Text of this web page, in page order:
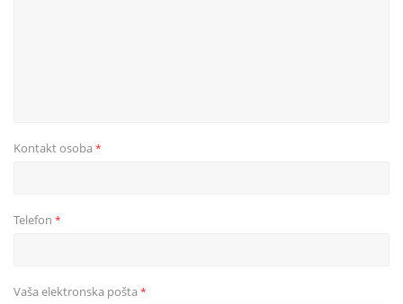
Kontakt osoba *
Telefon *
Vaša elektronska pošta *